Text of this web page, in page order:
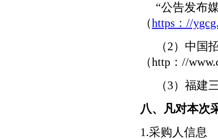
“公告发布
（https：//
（2）中国
（http：//
（3）福建
八、凡对本次
1.采购人信息